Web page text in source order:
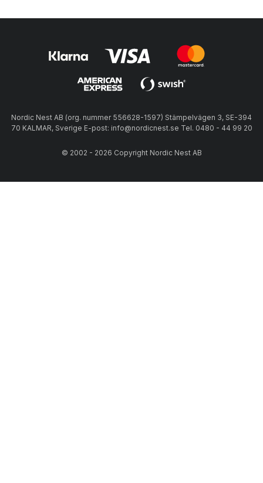
Nordic Nest AB (org. nummer 556628-1597) Stämpelvägen 3, SE-394
70 KALMAR, Sverige E-post: info@nordicnest.se Tel. 0480 - 44 99 20
© 2002 - 2026 Copyright Nordic Nest AB